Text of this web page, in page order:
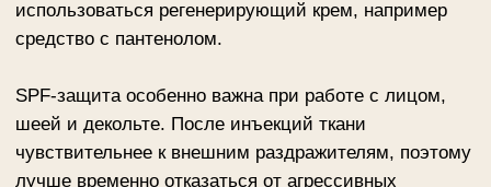
другими методиками.
Записаться на консультацию в Москве можно на
234 4444
(доб. 1 — Маршала Тухачевского, 37/21; 3
— Адмирала Макарова, 6/13).
Плазмолифтинг помогает поддержать собственный
ресурс кожи с акцентом на тонус, качество и